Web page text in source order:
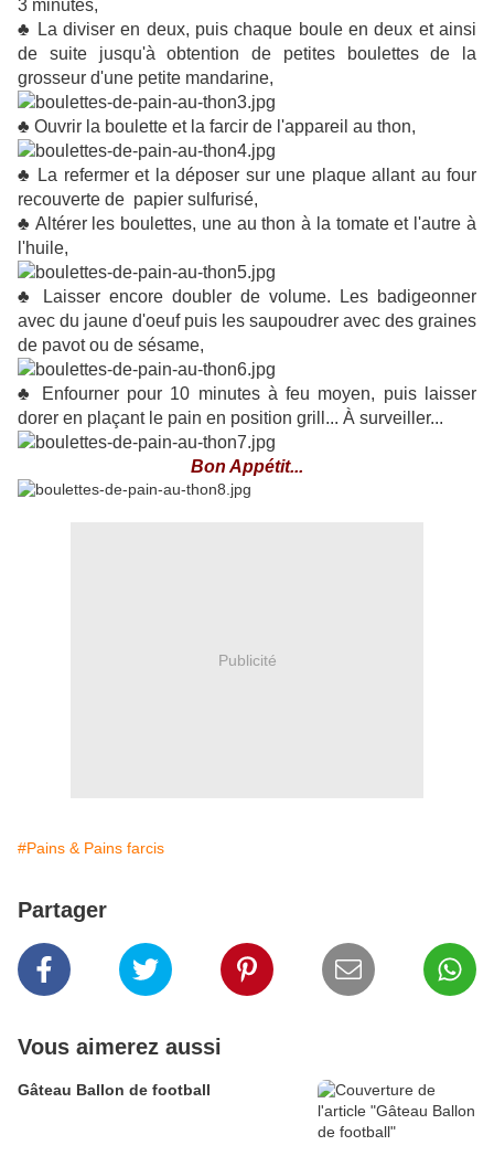
3 minutes,
♣ La diviser en deux, puis chaque boule en deux et ainsi
de suite jusqu'à obtention de petites boulettes de la
grosseur d'une petite mandarine,
♣ Ouvrir la boulette et la farcir de l'appareil au thon,
♣ La refermer et la déposer sur une plaque allant au four
recouverte de papier sulfurisé,
♣ Altérer les boulettes, une au thon à la tomate et l'autre à
l'huile,
♣ Laisser encore doubler de volume. Les badigeonner
avec du jaune d'oeuf puis les saupoudrer avec des graines
de pavot ou de sésame,
♣ Enfourner pour 10 minutes à feu moyen, puis laisser
dorer en plaçant le pain en position grill... À surveiller...
Bon Appétit...
Publicité
#Pains & Pains farcis
Partager
Vous aimerez aussi
Gâteau Ballon de football